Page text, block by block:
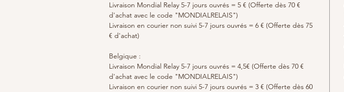
Livraison Mondial Relay 5-7 jours ouvrés = 5 € (Offerte dès 70 €
d'achat avec le code "MONDIALRELAIS")
Livraison en courier non suivi 5-7 jours ouvrés = 6 € (Offerte dès 75
€ d'achat)
Belgique :
Livraison Mondial Relay 5-7 jours ouvrés = 4,5€ (Offerte dès 70 €
d'achat avec le code "MONDIALRELAIS")
Livraison en courier non suivi 5-7 jours ouvrés = 3 € (Offerte dès 60